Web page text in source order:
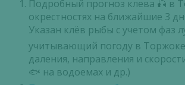
Подробный прогноз клева 🎣 в
окрестностях на ближайшие 3
Указан клёв рыбы с учетом фаз
учитывающий погоду в
даления, направления и
🐟 на водоемах и др.)